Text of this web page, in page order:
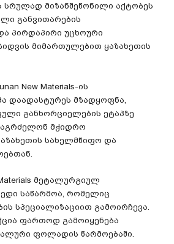
სრულად მიზანშეწონილი აქტობეს
განვითარების
პირდაპირი უცხოური
მიმართულებით ყაზახეთის
New Materials-ის
დაადასტურეს მზადყოფნა,
განხორციელების ეტაპზე
მჭიდრო
სახელმწიფო და
მეტალურგიულ
საწარმოა, რომელიც
სპეციალიზაციით გამოირჩევა.
ფართოდ გამოიყენება
ფოლადის წარმოებაში.